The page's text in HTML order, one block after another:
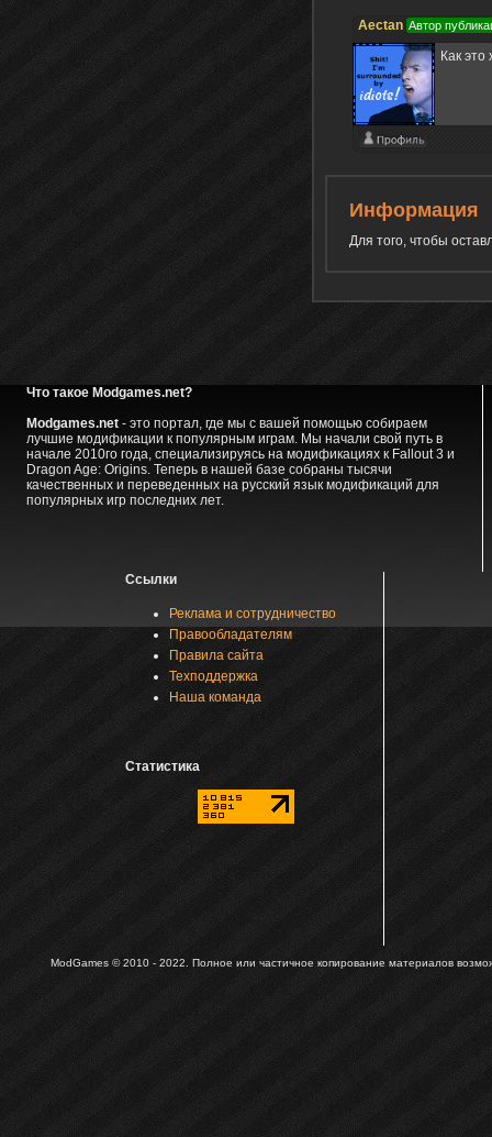
Aectan Автор
Как это
Информация
Для того, чтобы
Что такое Modgames.net?
Modgames.net- это портал, где мы с вашей помощью собираем
лучшие модификации к популярным играм. Мы начали свой путь в
начале 2010го года, специализируясь на модификациях к Fallout 3 и
Dragon Age: Origins. Теперь в нашей базе собраны тысячи
качественных и переведенных на русский язык модификаций для
популярных игр последних лет.
Ссылки
Реклама и сотрудничество
Правообладателям
Правила сайта
Техподдержка
Наша команда
Статистика
ModGames © 2010 - 2022. Полное или частичное копирование материалов